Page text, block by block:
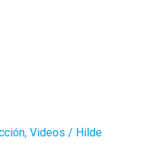
, Videos / Hilde